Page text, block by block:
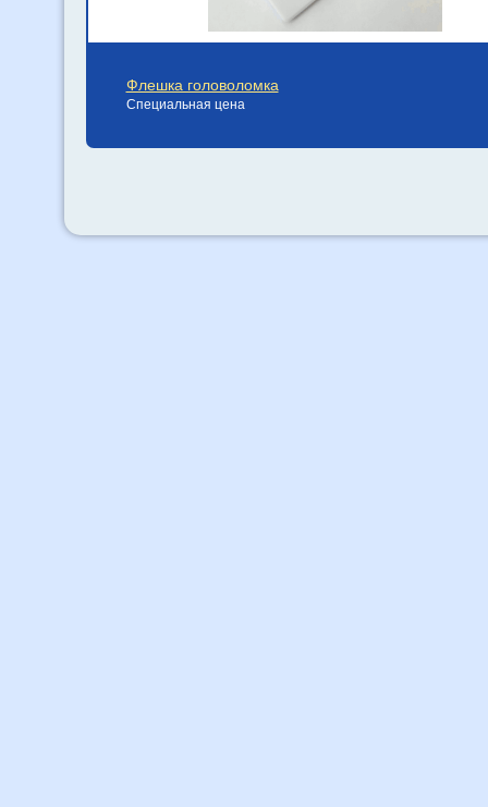
Флешка головоломка
Специальная цена